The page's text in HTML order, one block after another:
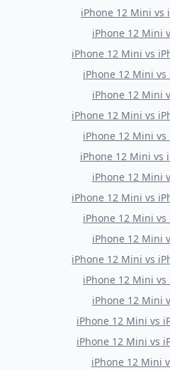
iPhone 12 Mini vs
iPhone 12 Mini
iPhone 12 Mini vs
iPhone 12 Mini vs
iPhone 12 Mini
iPhone 12 Mini vs
iPhone 12 Mini vs
iPhone 12 Mini vs
iPhone 12 Mini
iPhone 12 Mini vs
iPhone 12 Mini vs
iPhone 12 Mini
iPhone 12 Mini vs
iPhone 12 Mini vs
iPhone 12 Mini
iPhone 12 Mini vs
iPhone 12 Mini vs
iPhone 12 Mini